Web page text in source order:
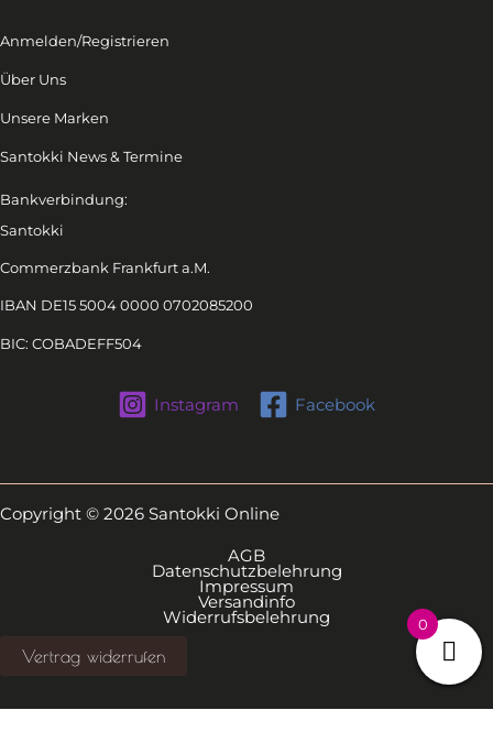
Anmelden/Registrieren
Über Uns
Unsere Marken
Santokki News & Termine
Bankverbindung:
Santokki
Commerzbank Frankfurt a.M.
IBAN DE15 5004 0000 0702085200
BIC: COBADEFF504
Instagram Facebook
Copyright © 2026 Santokki Online
AGB
Datenschutzbelehrung
Impressum
Versandinfo
Widerrufsbelehrung
Vertrag widerrufen
0